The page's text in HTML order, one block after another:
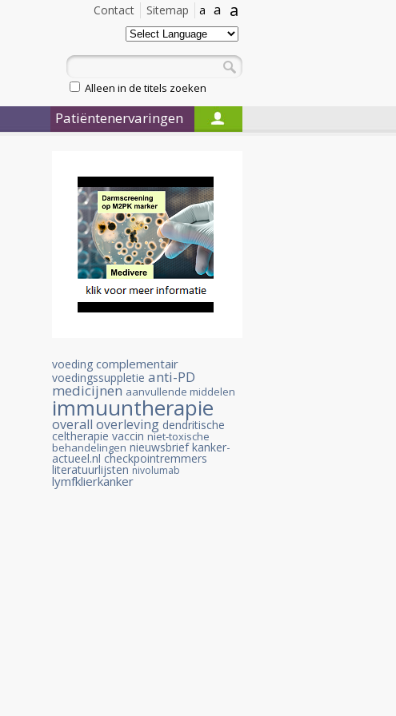
a
a
a
Sitemap
Contact
Alleen in de titels zoeken
Patiëntenervaringen
voeding complementair
voedingssuppletie anti-PD
medicijnen aanvullende middelen
immuuntherapie
overall overleving dendritische
celtherapie vaccin niet-toxische
behandelingen nieuwsbrief kanker-
actueel.nl checkpointremmers
literatuurlijsten nivolumab
lymfklierkanker